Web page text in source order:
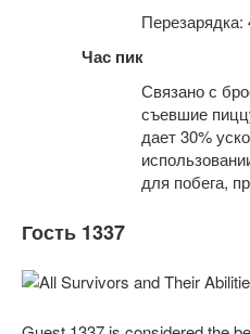
Перезарядка:
Час пик
Связано с
съевшие
дает 30%
для побега,
Гость 1337